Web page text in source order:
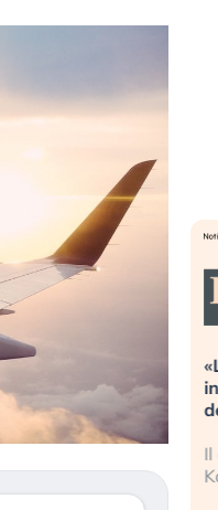
Investitori
dopo lo scoppio
investitori retail (…)